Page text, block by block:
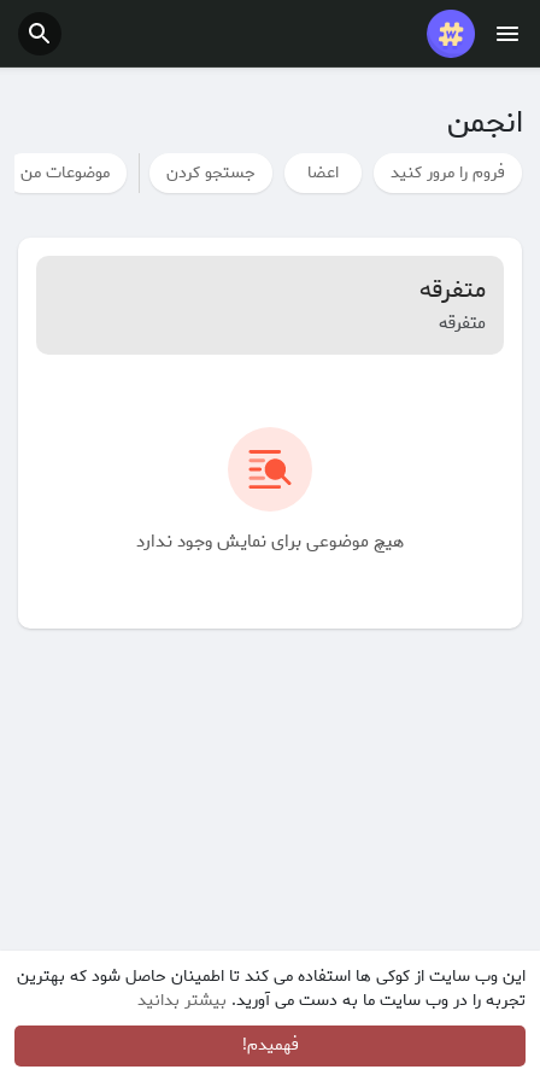
این وب سایت از کوکی ها استفاده می کند تا اطمینان حاصل شود که بهترین
تجربه را در وب سایت ما به دست می آورید. بیشتر بدانید
فهمیدم!
پست های محبوب
شغل ها ارائه می دهد
بودجه
انجمن
فروم را مرور کنید اعضا جستجو کردن موضوعات من
متفرقه
متفرقه
هیچ موضوعی برای نمایش وجود ندارد